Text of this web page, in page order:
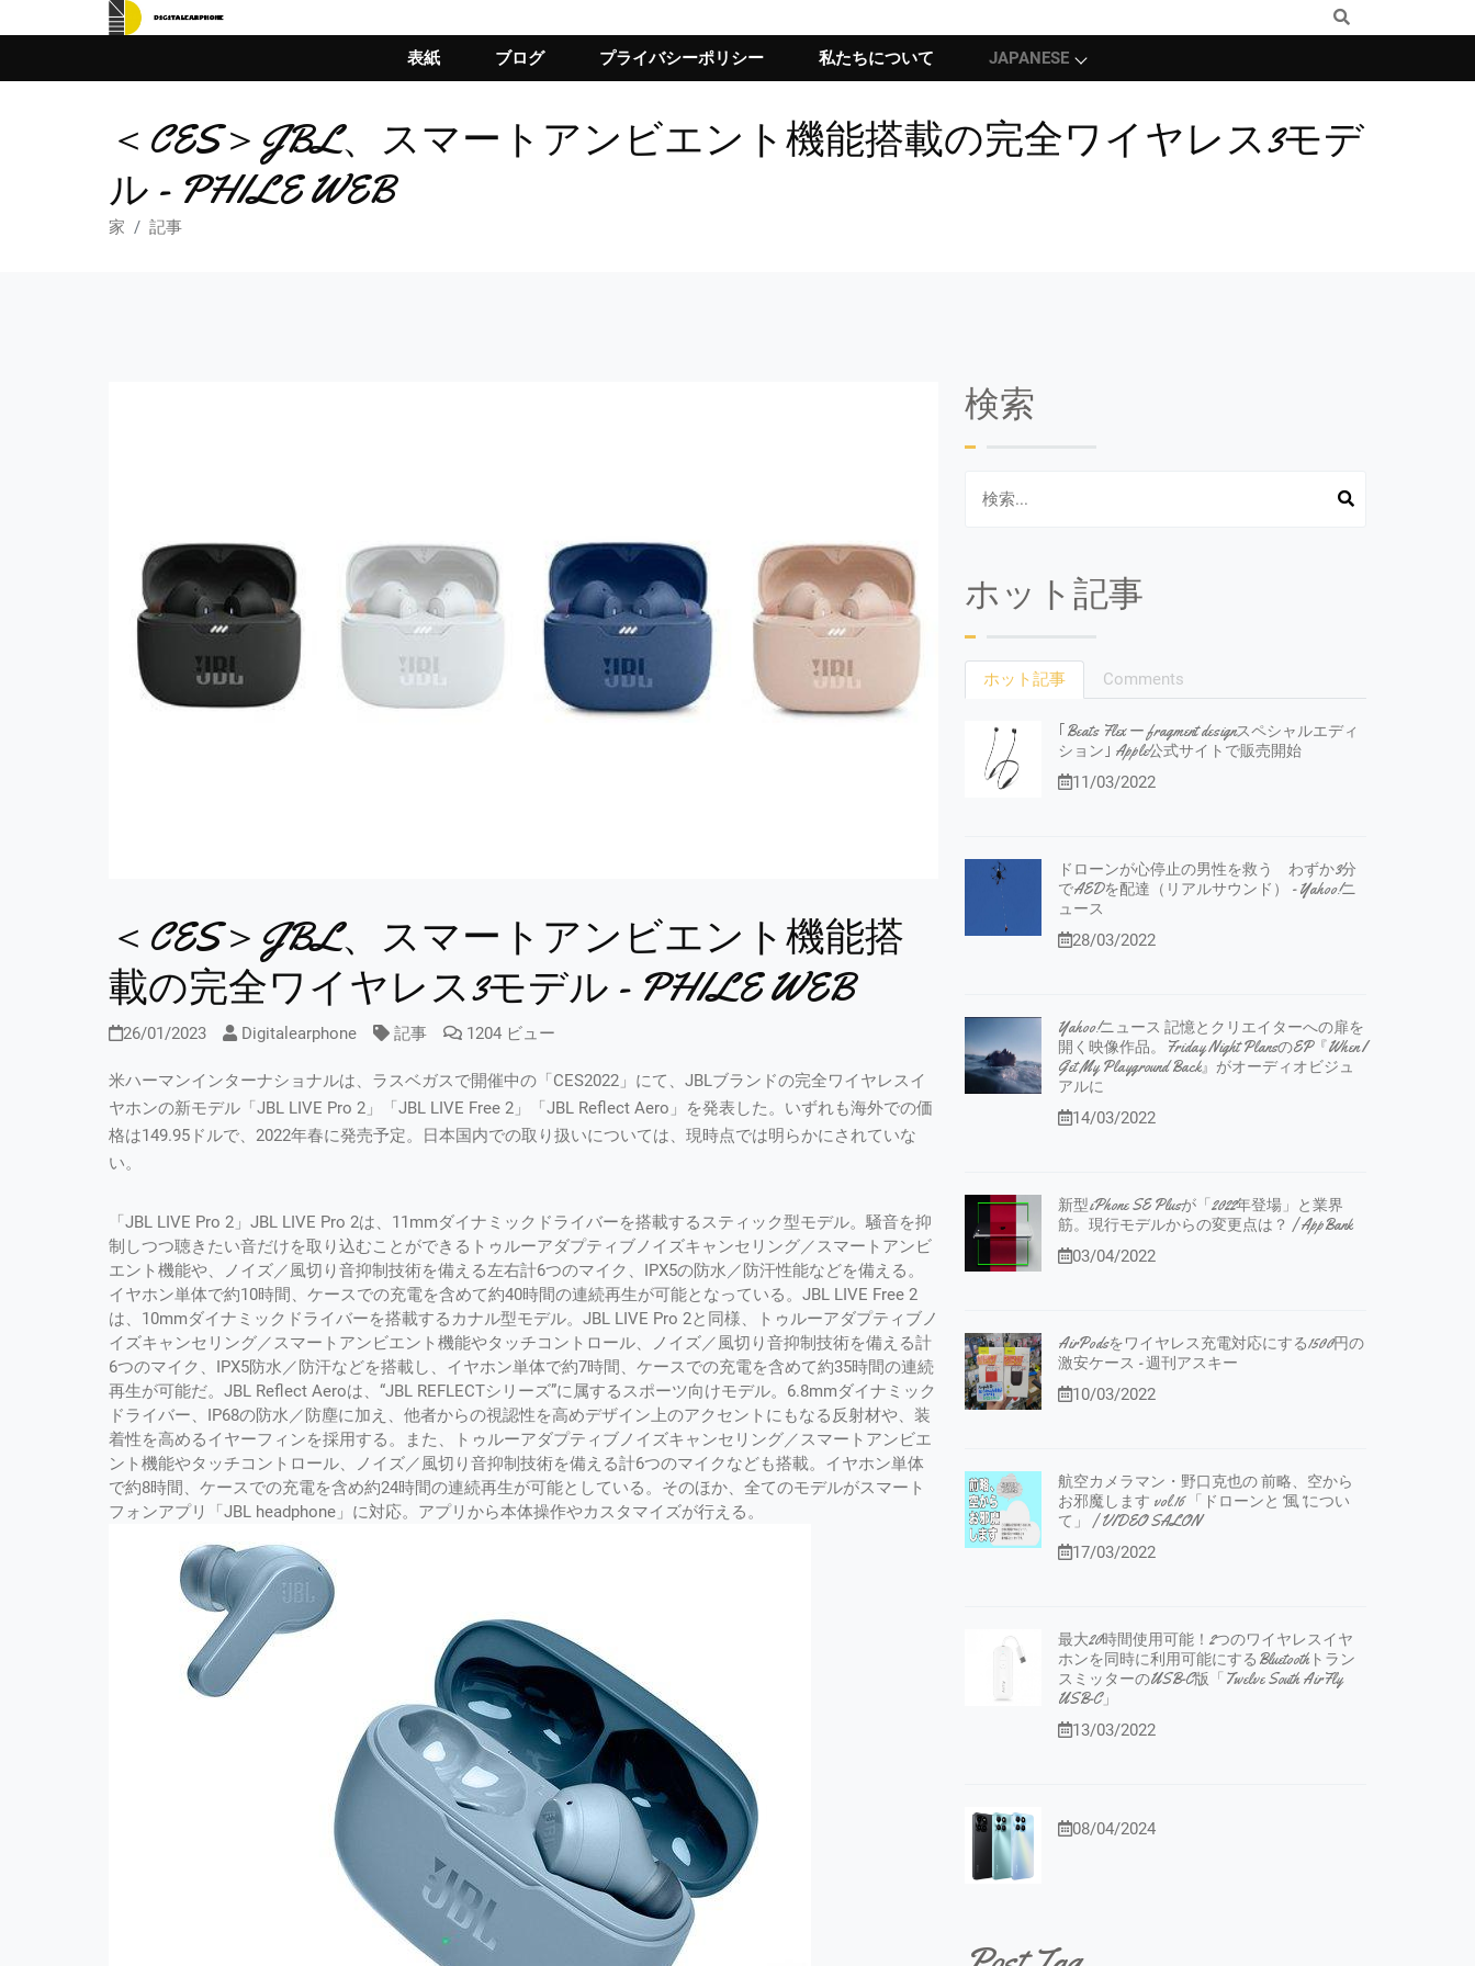
表紙 ブログ プライバシーポリシー 私たちについて JAPANESE
＜CES＞JBL、スマートアンビエント機能搭載の完全ワイヤレス3モデ
ル - PHILE WEB
家 記事
＜CES＞JBL、スマートアンビエント機能搭
載の完全ワイヤレス3モデル - PHILE WEB
26/01/2023 Digitalearphone 記事 1204 ビュー
米ハーマンインターナショナルは、ラスベガスで開催中の「CES2022」にて、JBLブランドの完全ワイヤレスイ
ヤホンの新モデル「JBL LIVE Pro 2」「JBL LIVE Free 2」「JBL Reflect Aero」を発表した。いずれも海外での価
格は149.95ドルで、2022年春に発売予定。日本国内での取り扱いについては、現時点では明らかにされていな
い。
「JBL LIVE Pro 2」JBL LIVE Pro 2は、11mmダイナミックドライバーを搭載するスティック型モデル。騒音を抑
制しつつ聴きたい音だけを取り込むことができるトゥルーアダプティブノイズキャンセリング／スマートアンビ
エント機能や、ノイズ／風切り音抑制技術を備える左右計6つのマイク、IPX5の防水／防汗性能などを備える。
イヤホン単体で約10時間、ケースでの充電を含めて約40時間の連続再生が可能となっている。JBL LIVE Free 2
は、10mmダイナミックドライバーを搭載するカナル型モデル。JBL LIVE Pro 2と同様、トゥルーアダプティブノ
イズキャンセリング／スマートアンビエント機能やタッチコントロール、ノイズ／風切り音抑制技術を備える計
6つのマイク、IPX5防水／防汗などを搭載し、イヤホン単体で約7時間、ケースでの充電を含めて約35時間の連続
再生が可能だ。JBL Reflect Aeroは、“JBL REFLECTシリーズ”に属するスポーツ向けモデル。6.8mmダイナミック
ドライバー、IP68の防水／防塵に加え、他者からの視認性を高めデザイン上のアクセントにもなる反射材や、装
着性を高めるイヤーフィンを採用する。また、トゥルーアダプティブノイズキャンセリング／スマートアンビエ
ント機能やタッチコントロール、ノイズ／風切り音抑制技術を備える計6つのマイクなども搭載。イヤホン単体
で約8時間、ケースでの充電を含め約24時間の連続再生が可能としている。そのほか、全てのモデルがスマート
フォンアプリ「JBL headphone」に対応。アプリから本体操作やカスタマイズが行える。
検索
ホット記事
ホット記事 Comments
｢Beats Flex ー fragment designスペシャルエディ
ション｣ Apple公式サイトで販売開始
11/03/2022
ドローンが心停止の男性を救う わずか3分
でAEDを配達（リアルサウンド） - Yahoo!ニ
ュース
28/03/2022
Yahoo!ニュース 記憶とクリエイターへの扉を
開く映像作品。Friday Night PlansのEP『When I
Get My Playground Back』がオーディオビジュ
アルに
14/03/2022
新型iPhone SE Plusが「2022年登場」と業界
筋。現行モデルからの変更点は？ | AppBank
03/04/2022
AirPodsをワイヤレス充電対応にする1500円の
激安ケース - 週刊アスキー
10/03/2022
航空カメラマン・野口克也の 前略、空から
お邪魔します vol.16 「ドローンと”風”につい
て」 | VIDEO SALON
17/03/2022
最大20時間使用可能！2つのワイヤレスイヤ
ホンを同時に利用可能にするBluetoothトラン
スミッターのUSB-C版「Twelve South AirFly
USB-C」
13/03/2022
08/04/2024